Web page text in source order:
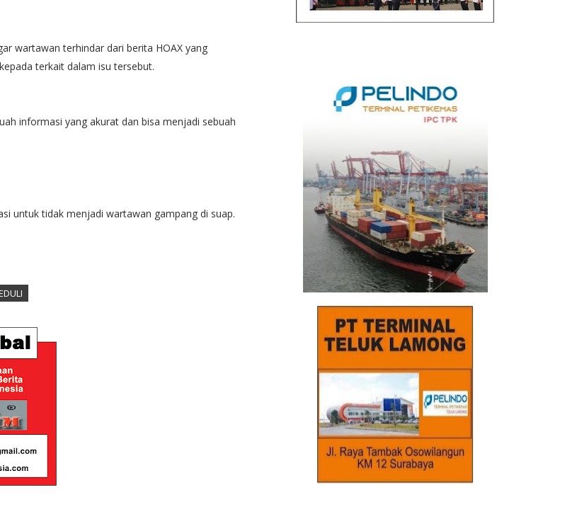
wartawan terhindar dari berita HOAX yang
terkait dalam isu tersebut.
informasi yang akurat dan bisa menjadi sebuah
untuk tidak menjadi wartawan gampang di suap.